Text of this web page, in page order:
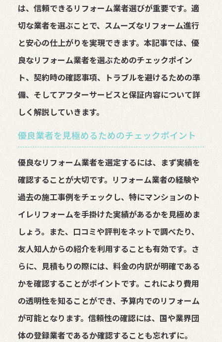
は、信頼できるリフォーム業者選びが重要です。適
切な業者を選ぶことで、スムーズなリフォーム進行
と安心の仕上がりを実現できます。本記事では、優
良なリフォーム業者を選ぶためのチェックポイン
ト、契約時の確認事項、トラブルを避けるための準
備、そしてアフターサービスと保証内容について詳
しく解説していきます。
優良業者を見極めるためのチェックポイント
優良なリフォーム業者を選定するには、まず実績を
確認することが大切です。リフォーム業者の経験や
過去の施工事例をチェックし、特にマンションのト
イレリフォームを手掛けた実績があるかを見極めま
しょう。また、口コミや評判をネットで調べたり、
友人知人からの紹介を利用することも有効です。さ
らに、見積もりの際には、料金の内訳が明確である
かを確認することがポイントです。これにより費用
の透明性を知ることができ、予算内でのリフォーム
が可能となります。信頼性の確認には、国や業界団
体の登録業者であるか確認することも忘れずに。